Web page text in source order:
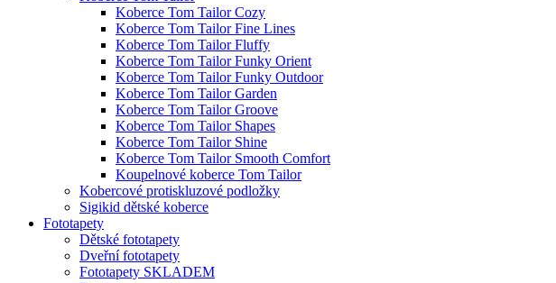
Koberce Tom Tailor Cozy
Koberce Tom Tailor Fine Lines
Koberce Tom Tailor Fluffy
Koberce Tom Tailor Funky Orient
Koberce Tom Tailor Funky Outdoor
Koberce Tom Tailor Garden
Koberce Tom Tailor Groove
Koberce Tom Tailor Shapes
Koberce Tom Tailor Shine
Koberce Tom Tailor Smooth Comfort
Koupelnové koberce Tom Tailor
Kobercové protiskluzové podložky
Sigikid dětské koberce
Fototapety
Dětské fototapety
Dveřní fototapety
Fototapety SKLADEM